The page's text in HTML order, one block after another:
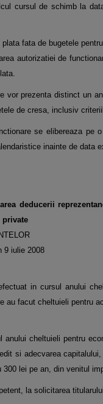
cursul de schimb la
fata de bugetele
autorizatiei de
vor prezenta distinct un
de cresa, inclusiv
se elibereaza
inainte de data
deducerii
private
9 iulie 2008
in cursul anului
au facut cheltuieli pentru
cheltuieli pentru
si adecvarea
lei pe an, din venitul
la solicitarea